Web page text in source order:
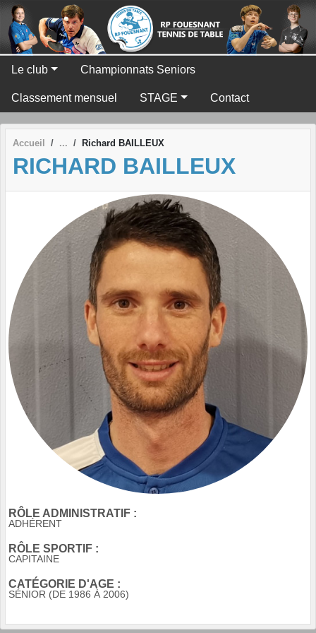
Le club Championnats Seniors
Classement mensuel STAGE Contact
Accueil Richard BAILLEUX
RICHARD BAILLEUX
RÔLE ADMINISTRATIF :
ADHÉRENT
RÔLE SPORTIF :
CAPITAINE
CATÉGORIE D'AGE :
SÉNIOR (DE 1986 À 2006)
Panneau de gestion des cookies